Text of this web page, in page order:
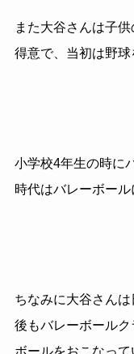
また大谷さんは子
得意で、当初は野球
小学校4年生の時に
時代はバレーボール
ちなみに大谷さん
後もバレーボール
ボールをおこなって